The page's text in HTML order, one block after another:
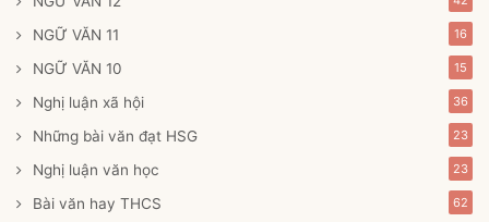
NGỮ VĂN 11 16
NGỮ VĂN 10 15
Nghị luận xã hội 36
Những bài văn đạt HSG 23
Nghị luận văn học 23
Bài văn hay THCS 62